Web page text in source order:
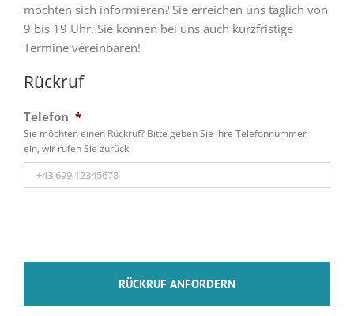
möchten sich informieren? Sie erreichen uns täglich von
9 bis 19 Uhr. Sie können bei uns auch kurzfristige
Termine vereinbaren!
Rückruf
Telefon *
Sie möchten einen Rückruf? Bitte geben Sie Ihre Telefonnummer
ein, wir rufen Sie zurück.